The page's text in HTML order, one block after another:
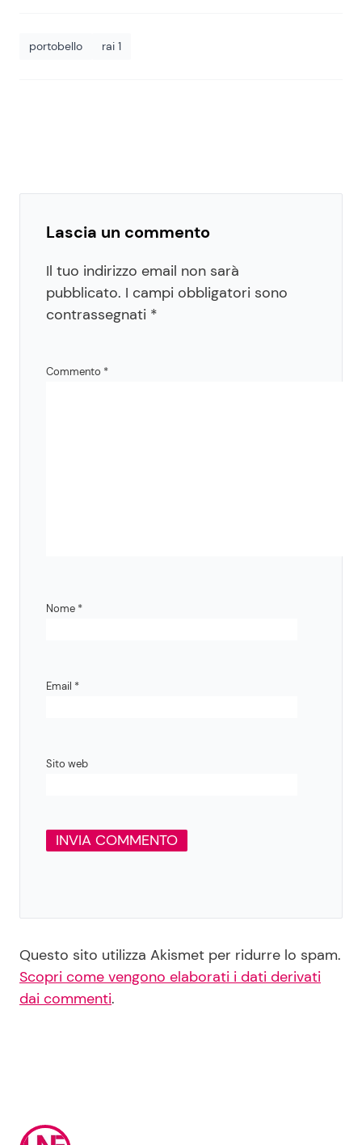
portobello rai 1
Lascia un commento
Il tuo indirizzo email non sarà
pubblicato. I campi obbligatori sono
contrassegnati *
Commento *
Nome *
Email *
Sito web
Questo sito utilizza Akismet per ridurre lo spam.
Scopri come vengono elaborati i dati derivati
dai commenti.